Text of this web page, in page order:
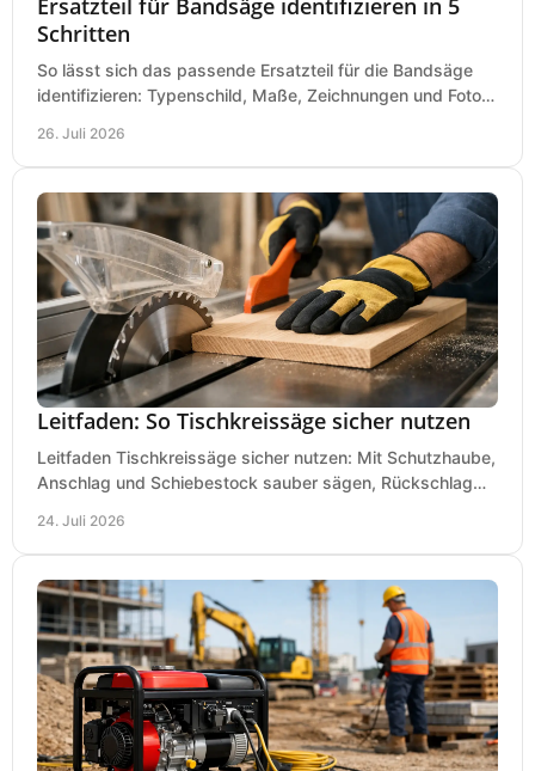
Schritten
So lässt sich das passende Ersatzteil für die Bandsäge
identifizieren: Typenschild, Maße, Zeichnungen und Fotos
26. Juli 2026
Leitfaden: So Tischkreissäge sicher nutzen
Leitfaden Tischkreissäge sicher nutzen: Mit Schutzhaube,
Anschlag und Schiebestock sauber sägen, Rückschlag
24. Juli 2026